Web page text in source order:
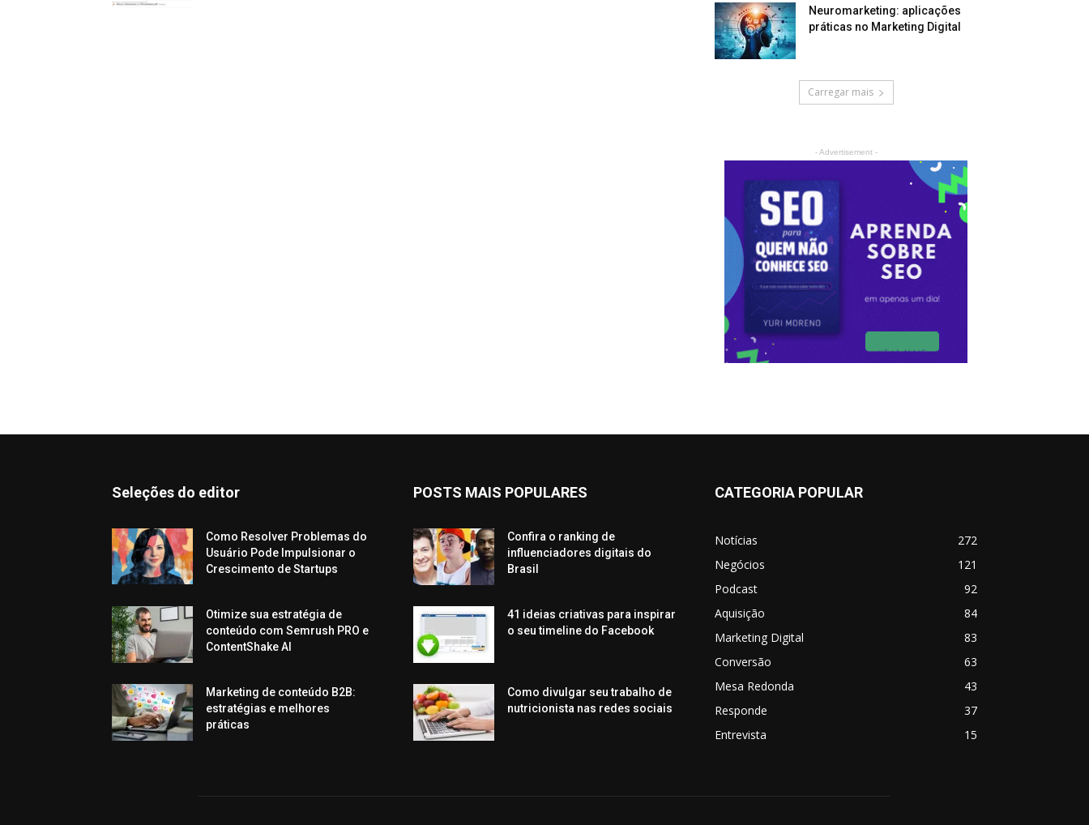
Neuromarketing: aplicações
práticas no Marketing Digital
Carregar mais
- Advertisement -
Seleções do editor
Como Resolver Problemas do
Usuário Pode Impulsionar o
Crescimento de Startups
Otimize sua estratégia de
conteúdo com Semrush PRO e
ContentShake AI
Marketing de conteúdo B2B:
estratégias e melhores
práticas
POSTS MAIS POPULARES
Confira o ranking de
influenciadores digitais do
Brasil
41 ideias criativas para inspirar
o seu timeline do Facebook
Como divulgar seu trabalho de
nutricionista nas redes sociais
CATEGORIA POPULAR
Notícias
272
Negócios
121
Podcast
92
Aquisição
84
Marketing Digital
83
Conversão
63
Mesa Redonda
43
Responde
37
Entrevista
15